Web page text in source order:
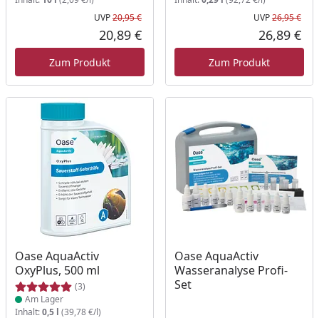
Ursprünglicher Preis
UVP20,95 €
Aktueller Preis
20,89 €
Zum Produkt
UVP26,95 €
26,89 €
Zum Produkt
Oase AquaActiv
OxyPlus, 500 ml
(3)
Produkt am Lager
Am Lager
Inhalt:0,5 l (39,78 €/l)
Oase AquaActiv
Wasseranalyse Profi-
Set